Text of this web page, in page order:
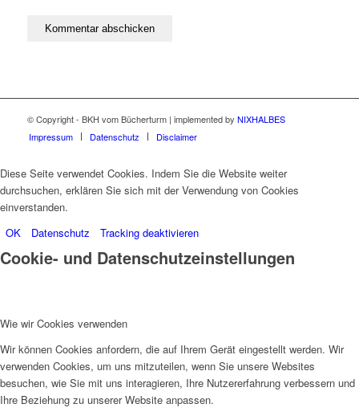
© Copyright - BKH vom Bücherturm | implemented by NIXHALBES
Impressum
Datenschutz Disclaimer
Diese Seite verwendet Cookies. Indem Sie die Website weiter
durchsuchen, erklären Sie sich mit der Verwendung von Cookies
einverstanden.
OK
Datenschutz Tracking deaktivieren
Cookie- und Datenschutzeinstellungen
Wie wir Cookies verwenden
Wir können Cookies anfordern, die auf Ihrem Gerät eingestellt werden. Wir
verwenden Cookies, um uns mitzuteilen, wenn Sie unsere Websites
besuchen, wie Sie mit uns interagieren, Ihre Nutzererfahrung verbessern und
Ihre Beziehung zu unserer Website anpassen.